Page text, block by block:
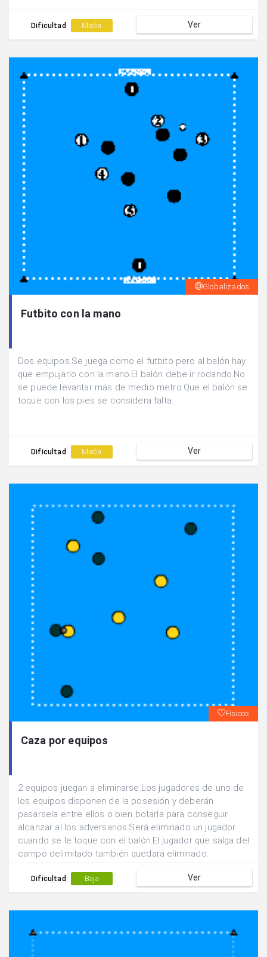
Dificultad Media Ver
Globalizados
Futbito con la mano
Dos equipos.Se juega como el futbito pero al balón hay
que empujarlo con la mano.El balón debe ir rodando.No
se puede levantar más de medio metro.Que el balón se
toque con los pies se considera falta.
Dificultad Media Ver
Físicos
Caza por equipos
2 equipos juegan a eliminarse.Los jugadores de uno de
los equipos disponen de la posesión y deberán
pasarsela entre ellos o bien botarla para conseguir
alcanzar al los adversarios.Será eliminado un jugador
cuando se le toque con el balón.El jugador que salga del
campo delimitado también quedará eliminado.
Dificultad Baja Ver